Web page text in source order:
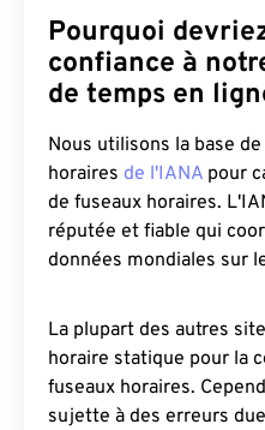
Pourquoi
confiance à
de temps en
Nous utilisons la base
horaires de l'IANA pour
de fuseaux horaires.
réputée et fiable qui
données mondiales sur
La plupart des autres
horaire statique pour la
fuseaux horaires.
sujette à des erreurs